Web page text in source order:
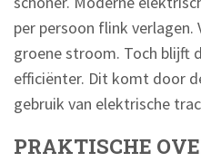
per persoon flink verlagen.
groene stroom. Toch blijft
efficiënter. Dit komt door
gebruik van elektrische
PRAKTISCHE